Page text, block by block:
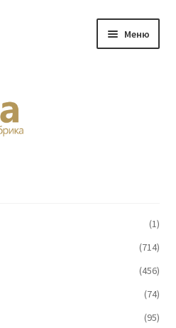
Меню
(1)
(714)
(456)
(74)
(95)